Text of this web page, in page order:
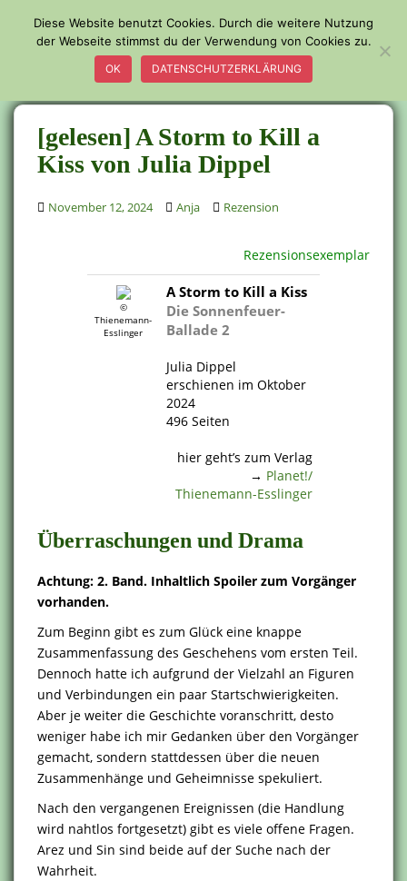
[gelesen] A Storm to Kill a
Kiss von Julia Dippel
November 12, 2024 Anja Rezension
Rezensionsexemplar
©
Thienemann-
Esslinger
A Storm to Kill a Kiss
Die Sonnenfeuer-
Ballade 2
Julia Dippel
erschienen im Oktober
2024
496 Seiten
hier geht’s zum Verlag
→ Planet!/
Thienemann-Esslinger
Überraschungen und Drama
Achtung: 2. Band. Inhaltlich Spoiler zum Vorgänger
vorhanden.
Zum Beginn gibt es zum Glück eine knappe
Zusammenfassung des Geschehens vom ersten Teil.
Dennoch hatte ich aufgrund der Vielzahl an Figuren
und Verbindungen ein paar Startschwierigkeiten.
Aber je weiter die Geschichte voranschritt, desto
weniger habe ich mir Gedanken über den Vorgänger
gemacht, sondern stattdessen über die neuen
Zusammenhänge und Geheimnisse spekuliert.
Nach den vergangenen Ereignissen (die Handlung
wird nahtlos fortgesetzt) gibt es viele offene Fragen.
Arez und Sin sind beide auf der Suche nach der
Wahrheit.
Diese Website benutzt Cookies. Durch die weitere Nutzung
der Webseite stimmst du der Verwendung von Cookies zu.
OK DATENSCHUTZERKLÄRUNG